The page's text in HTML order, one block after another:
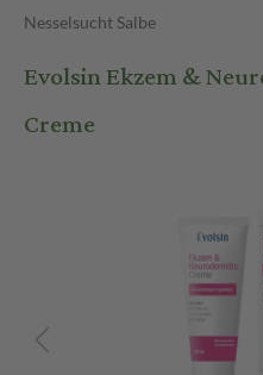
Nesselsucht Salbe
Evolsin Ekzem &
Creme